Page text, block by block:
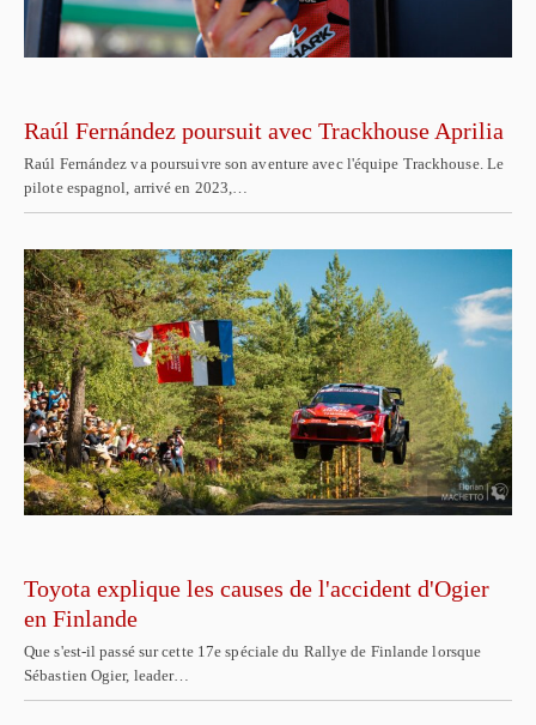
Raúl Fernández poursuit avec Trackhouse Aprilia
Raúl Fernández va poursuivre son aventure avec l'équipe Trackhouse. Le
pilote espagnol, arrivé en 2023,…
Toyota explique les causes de l'accident d'Ogier
en Finlande
Que s'est-il passé sur cette 17e spéciale du Rallye de Finlande lorsque
Sébastien Ogier, leader…